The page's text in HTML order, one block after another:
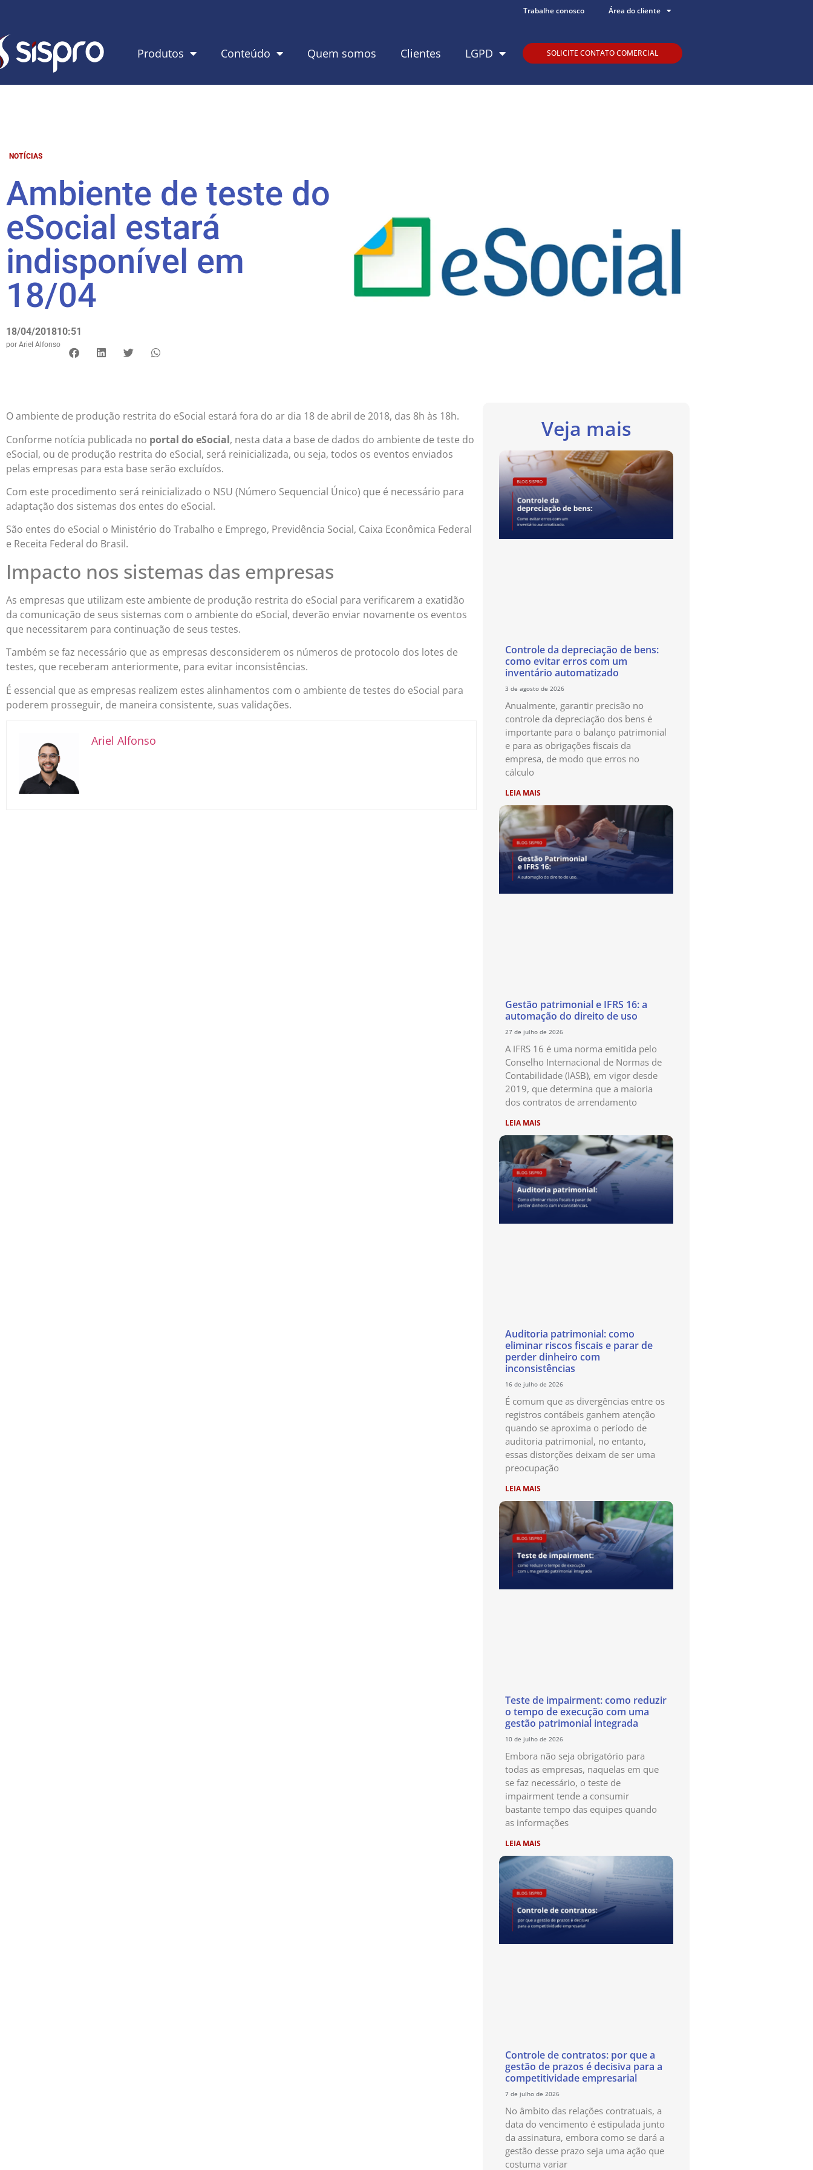
Trabalhe conosco Área do cliente
Produtos Conteúdo Quem somos Clientes LGPD SOLICITE CONTATO COMERCIAL
NOTÍCIAS
Ambiente de teste do
eSocial estará
indisponível em
18/04
18/04/201810:51
por Ariel Alfonso
O ambiente de produção restrita do eSocial estará fora do ar dia 18 de abril de 2018, das 8h às 18h.
Conforme notícia publicada no portal do eSocial, nesta data a base de dados do ambiente de teste do
eSocial, ou de produção restrita do eSocial, será reinicializada, ou seja, todos os eventos enviados
pelas empresas para esta base serão excluídos.
Com este procedimento será reinicializado o NSU (Número Sequencial Único) que é necessário para
adaptação dos sistemas dos entes do eSocial.
São entes do eSocial o Ministério do Trabalho e Emprego, Previdência Social, Caixa Econômica Federal
e Receita Federal do Brasil.
Impacto nos sistemas das empresas
As empresas que utilizam este ambiente de produção restrita do eSocial para verificarem a exatidão
da comunicação de seus sistemas com o ambiente do eSocial, deverão enviar novamente os eventos
que necessitarem para continuação de seus testes.
Também se faz necessário que as empresas desconsiderem os números de protocolo dos lotes de
testes, que receberam anteriormente, para evitar inconsistências.
É essencial que as empresas realizem estes alinhamentos com o ambiente de testes do eSocial para
poderem prosseguir, de maneira consistente, suas validações.
Ariel Alfonso
Veja mais
Controle da depreciação de bens:
como evitar erros com um
inventário automatizado
3 de agosto de 2026
Anualmente, garantir precisão no
controle da depreciação dos bens é
importante para o balanço patrimonial
e para as obrigações fiscais da
empresa, de modo que erros no
cálculo
LEIA MAIS
Gestão patrimonial e IFRS 16: a
automação do direito de uso
27 de julho de 2026
A IFRS 16 é uma norma emitida pelo
Conselho Internacional de Normas de
Contabilidade (IASB), em vigor desde
2019, que determina que a maioria
dos contratos de arrendamento
LEIA MAIS
Auditoria patrimonial: como
eliminar riscos fiscais e parar de
perder dinheiro com
inconsistências
16 de julho de 2026
É comum que as divergências entre os
registros contábeis ganhem atenção
quando se aproxima o período de
auditoria patrimonial, no entanto,
essas distorções deixam de ser uma
preocupação
LEIA MAIS
Teste de impairment: como reduzir
o tempo de execução com uma
gestão patrimonial integrada
10 de julho de 2026
Embora não seja obrigatório para
todas as empresas, naquelas em que
se faz necessário, o teste de
impairment tende a consumir
bastante tempo das equipes quando
as informações
LEIA MAIS
Controle de contratos: por que a
gestão de prazos é decisiva para a
competitividade empresarial
7 de julho de 2026
No âmbito das relações contratuais, a
data do vencimento é estipulada junto
da assinatura, embora como se dará a
gestão desse prazo seja uma ação que
costuma variar